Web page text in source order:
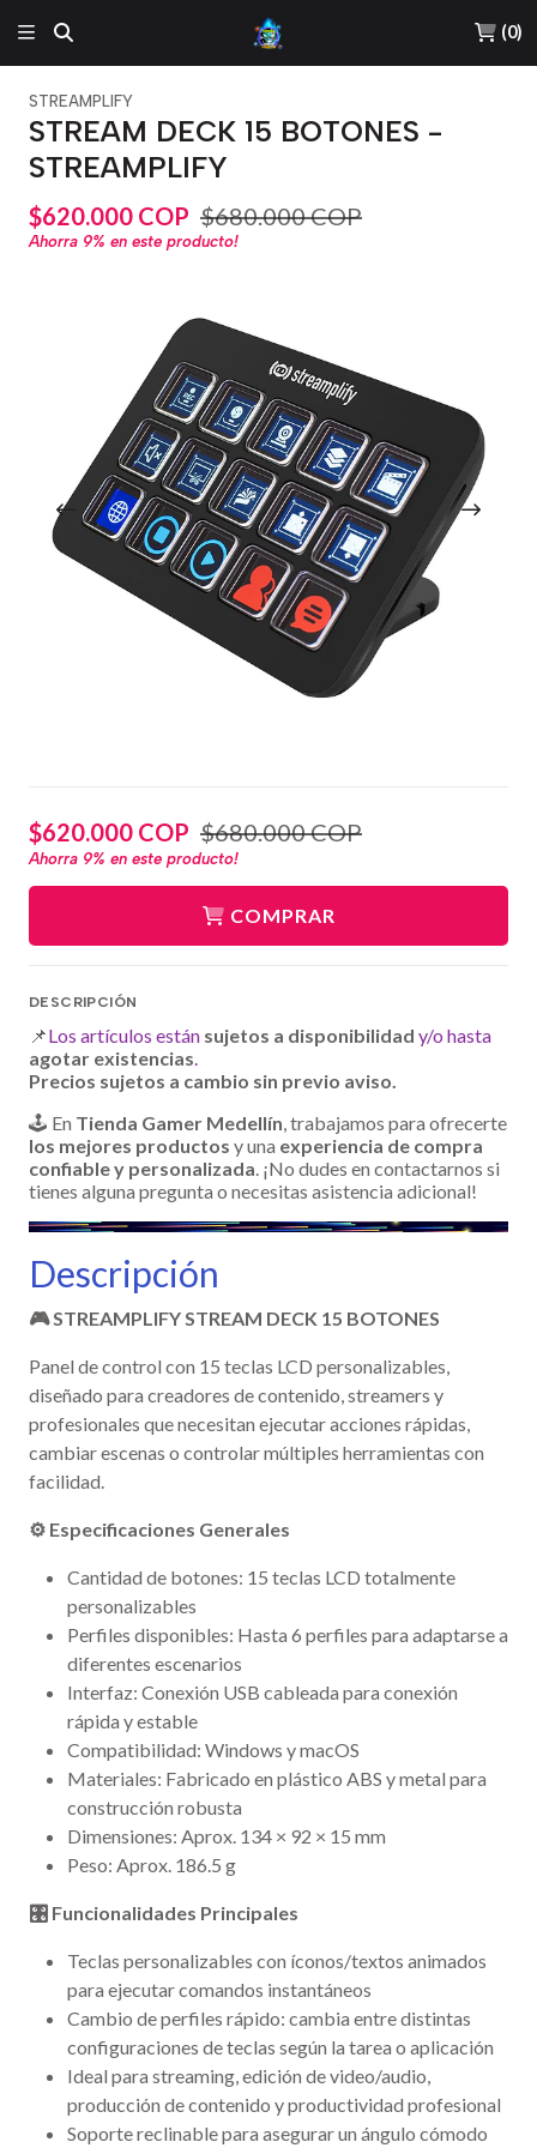
(0)
STREAMPLIFY
STREAM DECK 15 BOTONES -
STREAMPLIFY
$620.000 COP $680.000 COP
Ahorra 9% en este producto!
$620.000 COP $680.000 COP
Ahorra 9% en este producto!
COMPRAR
DESCRIPCIÓN
📌Los artículos están sujetos a disponibilidad y/o hasta
agotar existencias.
Precios sujetos a cambio sin previo aviso.
🕹️ En Tienda Gamer Medellín, trabajamos para ofrecerte
los mejores productos y una experiencia de compra
confiable y personalizada. ¡No dudes en contactarnos si
tienes alguna pregunta o necesitas asistencia adicional!
Descripción
🎮 STREAMPLIFY STREAM DECK 15 BOTONES
Panel de control con 15 teclas LCD personalizables,
diseñado para creadores de contenido, streamers y
profesionales que necesitan ejecutar acciones rápidas,
cambiar escenas o controlar múltiples herramientas con
facilidad.
⚙️ Especificaciones Generales
Cantidad de botones: 15 teclas LCD totalmente
personalizables
Perfiles disponibles: Hasta 6 perfiles para adaptarse a
diferentes escenarios
Interfaz: Conexión USB cableada para conexión
rápida y estable
Compatibilidad: Windows y macOS
Materiales: Fabricado en plástico ABS y metal para
construcción robusta
Dimensiones: Aprox. 134 × 92 × 15 mm
Peso: Aprox. 186.5 g
🎛 Funcionalidades Principales
Teclas personalizables con íconos/textos animados
para ejecutar comandos instantáneos
Cambio de perfiles rápido: cambia entre distintas
configuraciones de teclas según la tarea o aplicación
Ideal para streaming, edición de video/audio,
producción de contenido y productividad profesional
Soporte reclinable para asegurar un ángulo cómodo